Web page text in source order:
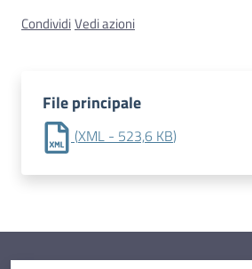
CondividiVedi azioni
File principale
(XML - 523,6 KB)